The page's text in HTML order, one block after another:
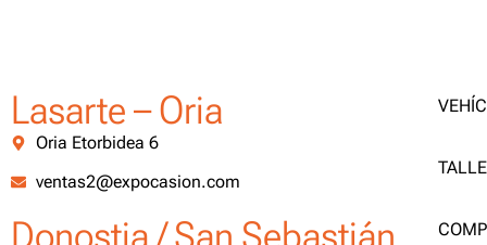
Lasarte – Oria
Oria Etorbidea 6
ventas2@expocasion.com